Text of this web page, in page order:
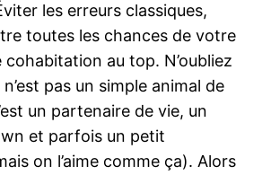
les erreurs classiques,
toutes les chances de votre
au top. N’oubliez
pas un simple animal de
un partenaire de vie, un
et parfois un petit
on l’aime comme ça). Alors